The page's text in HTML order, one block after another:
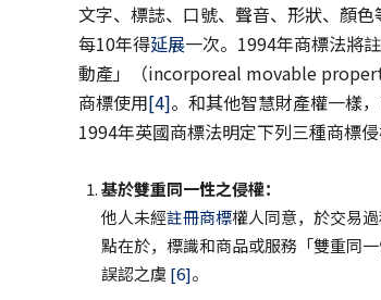
文字、標誌、口號、聲音、形狀、顏
每10年得延展一次。1994年商標法將
動產」（incorporeal movable
商標使用[4]。和其他智慧財產權一樣
1994年英國商標法明定下列三種商標侵
基於雙重同一性之侵權：
他人未經註冊商標權人同意，於交易
點在於，標識和商品或服務「雙重同
誤認之虞 [6]。